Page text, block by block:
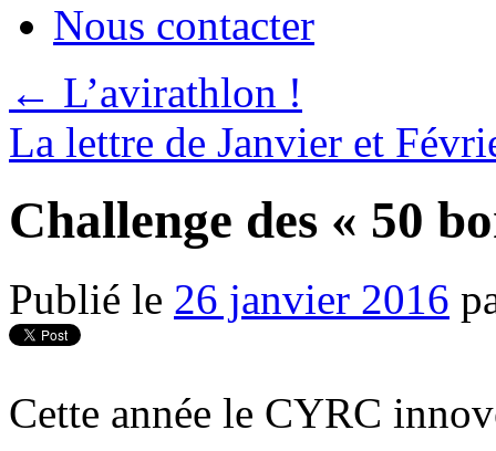
Nous contacter
← L’avirathlon !
La lettre de Janvier et
Challenge des « 50
Publié le 26 janvier 2016
Cette année le CYRC